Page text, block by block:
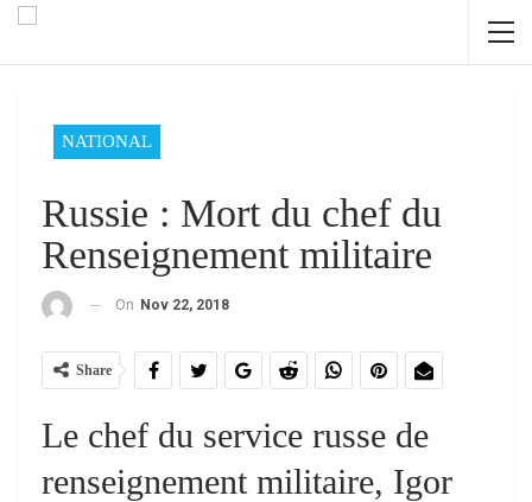
NATIONAL
Russie : Mort du chef du
Renseignement militaire
On Nov 22, 2018
Share
Le chef du service russe de
renseignement militaire, Igor